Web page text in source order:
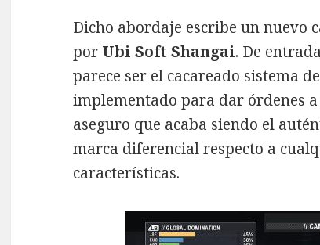
Dicho abordaje escribe un nuevo
por Ubi Soft Shangai. De
parece ser el cacareado sistema
implementado para dar órdenes
aseguro que acaba siendo el
marca diferencial respecto a
características.